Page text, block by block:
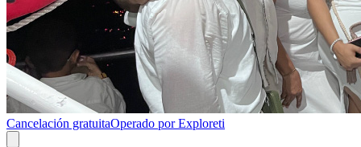
Cancelación gratuitaOperado por Exploreti